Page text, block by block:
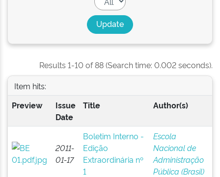
Results 1-10 of 88 (Search time: 0.002 seconds).
Item hits:
Preview
Issue
Date
Title Author(s)
2011-
01-17
Boletim Interno -
Edição
Extraordinária nº
1
Escola
Nacional de
Administração
Pública (Brasil)